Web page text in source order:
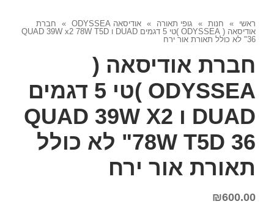
ראשי » חנות » גופי תאורה » אודיסאה ODYSSEA »
חברת
אודיסאה ( ODYSSEA )טי 5 דגמים DUAD ו QUAD 39W x2 78W T5D
36" לא כולל תאורת אור ירח
חברת אודיסאה (
ODYSSEA )טי 5 דגמים
DUAD ו QUAD 39W X2
78W T5D 36" לא כולל
תאורת אור ירח
₪600.00